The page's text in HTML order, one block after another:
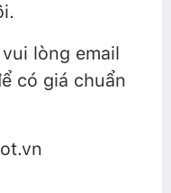
lòng email
có giá chuẩn